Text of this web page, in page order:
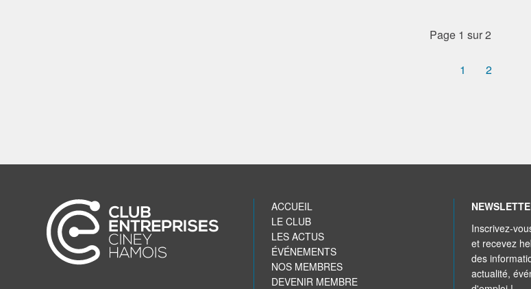
Page 1 sur 2
1 2
ACCUEIL
LE CLUB
LES ACTUS
ÉVÉNEMENTS
NOS MEMBRES
DEVENIR MEMBRE
Inscrivez-
et recevez
des
actualité,